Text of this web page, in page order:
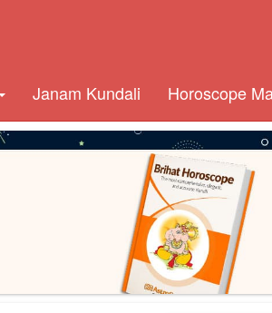
Janam Kundali Horoscope